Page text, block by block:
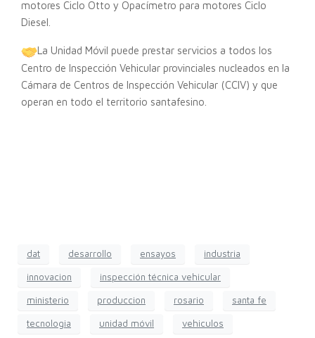
motores Ciclo Otto y Opacímetro para motores Ciclo
Diesel.
La Unidad Móvil puede prestar servicios a todos los
Centro de Inspección Vehicular provinciales nucleados en la
Cámara de Centros de Inspección Vehicular (CCIV) y que
operan en todo el territorio santafesino.
dat desarrollo ensayos industria
innovacion inspección técnica vehicular
ministerio produccion rosario santa fe
tecnologia unidad móvil vehiculos